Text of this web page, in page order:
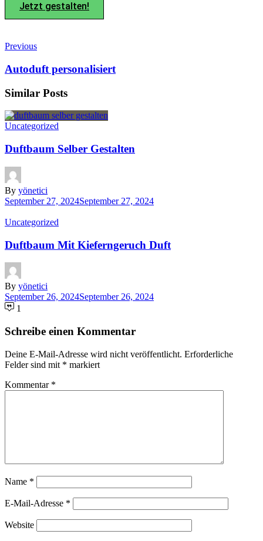
Jetzt gestalten!
Previous
Autoduft personalisiert
Similar Posts
Uncategorized
Duftbaum Selber Gestalten
By yönetici
September 27, 2024September 27, 2024
Uncategorized
Duftbaum Mit Kieferngeruch Duft
By yönetici
September 26, 2024September 26, 2024
1
Schreibe einen Kommentar
Deine E-Mail-Adresse wird nicht veröffentlicht. Erforderliche
Felder sind mit * markiert
Kommentar *
Name *
E-Mail-Adresse *
Website